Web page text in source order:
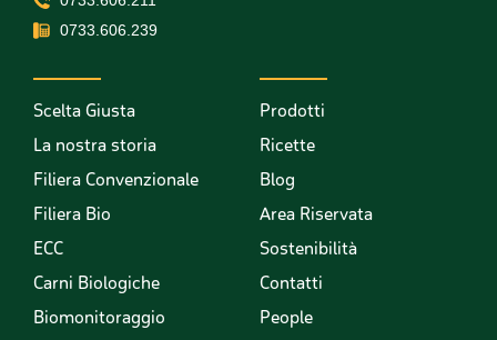
0733.606.239
Scelta Giusta
La nostra storia
Filiera Convenzionale
Filiera Bio
ECC
Carni Biologiche
Biomonitoraggio
Prodotti
Ricette
Blog
Area Riservata
Sostenibilità
Contatti
People